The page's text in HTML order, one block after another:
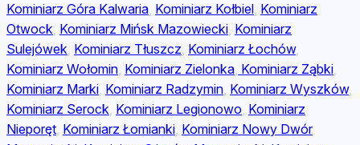
Kominiarz Góra Kalwaria, Kominiarz Kołbiel, Kominiarz
Otwock, Kominiarz Mińsk Mazowiecki, Kominiarz
Sulejówek, Kominiarz Tłuszcz, Kominiarz Łochów,
Kominiarz Wołomin, Kominiarz Zielonka, Kominiarz Ząbki,
Kominiarz Marki, Kominiarz Radzymin, Kominiarz Wyszków,
Kominiarz Serock, Kominiarz Legionowo, Kominiarz
Nieporęt, Kominiarz Łomianki, Kominiarz Nowy Dwór